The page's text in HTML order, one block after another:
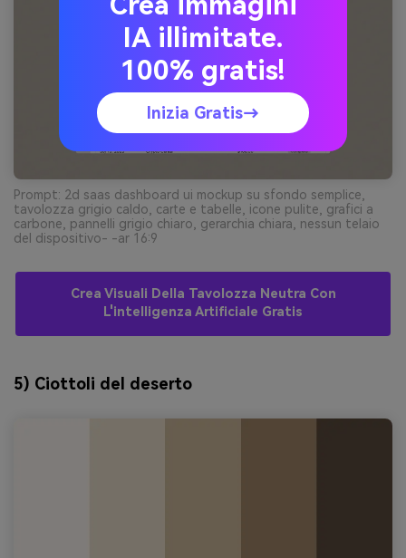
Prompt: 2d saas dashboard ui mockup su sfondo semplice,
tavolozza grigio caldo, carte e tabelle, icone pulite, grafici a
carbone, pannelli grigio chiaro, gerarchia chiara, nessun telaio
del dispositivo- -ar 16:9
Crea Visuali Della Tavolozza Neutra Con
L'intelligenza Artificiale Gratis
5) Ciottoli del deserto
IA illimitate.
100% gratis!
Inizia Gratis→